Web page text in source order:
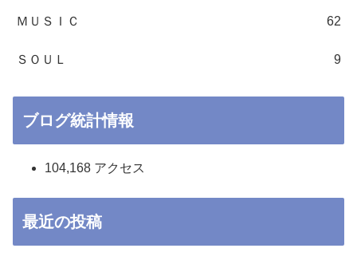
ＭＵＳＩＣ 62
ＳＯＵＬ 9
ブログ統計情報
104,168 アクセス
最近の投稿